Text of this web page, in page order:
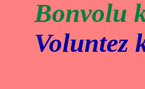
Bonvolu
Voluntez